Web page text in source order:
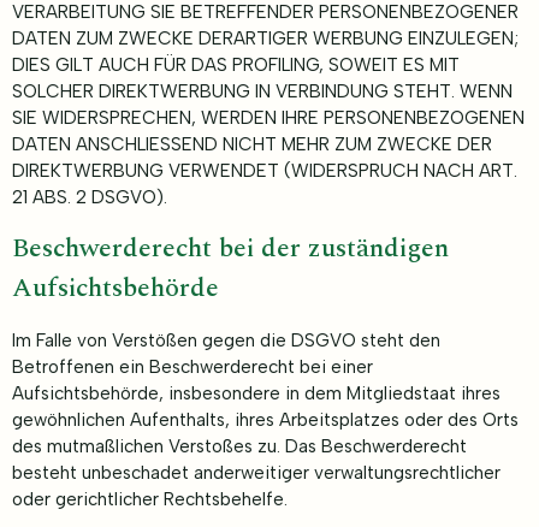
VERARBEITUNG SIE BETREFFENDER PERSONENBEZOGENER
DATEN ZUM ZWECKE DERARTIGER WERBUNG EINZULEGEN;
DIES GILT AUCH FÜR DAS PROFILING, SOWEIT ES MIT
SOLCHER DIREKTWERBUNG IN VERBINDUNG STEHT. WENN
SIE WIDERSPRECHEN, WERDEN IHRE PERSONENBEZOGENEN
DATEN ANSCHLIESSEND NICHT MEHR ZUM ZWECKE DER
DIREKTWERBUNG VERWENDET (WIDERSPRUCH NACH ART.
21 ABS. 2 DSGVO).
Beschwerde­recht bei der zuständigen
Aufsichts­behörde
Im Falle von Verstößen gegen die DSGVO steht den
Betroffenen ein Beschwerderecht bei einer
Aufsichtsbehörde, insbesondere in dem Mitgliedstaat ihres
gewöhnlichen Aufenthalts, ihres Arbeitsplatzes oder des Orts
des mutmaßlichen Verstoßes zu. Das Beschwerderecht
besteht unbeschadet anderweitiger verwaltungsrechtlicher
oder gerichtlicher Rechtsbehelfe.